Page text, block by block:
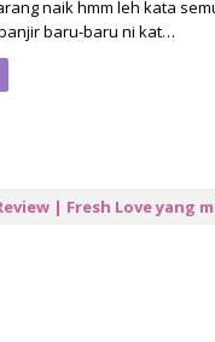
naik hmm leh kata
baru-baru ni kat…
| Fresh Love yang